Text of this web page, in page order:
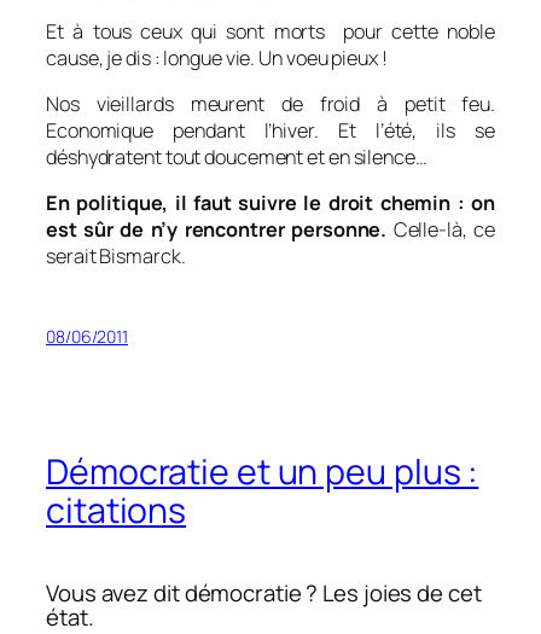
Et à tous ceux qui sont morts pour cette noble
cause, je dis : longue vie. Un voeu pieux !
Nos vieillards meurent de froid à petit feu.
Economique pendant l’hiver. Et l’été, ils se
déshydratent tout doucement et en silence…
En politique, il faut suivre le droit chemin : on
est sûr de n’y rencontrer personne. Celle-là, ce
serait Bismarck.
08/06/2011
Démocratie et un peu plus :
citations
Vous avez dit démocratie ? Les joies de cet
état.